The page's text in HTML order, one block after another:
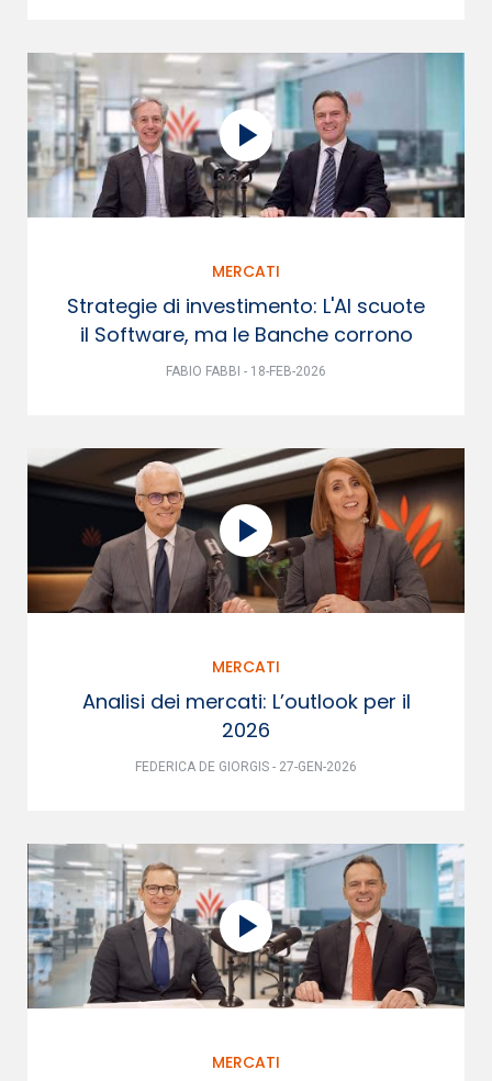
MERCATI
Strategie di investimento: L'AI scuote
il Software, ma le Banche corrono
FABIO FABBI - 18-FEB-2026
MERCATI
Analisi dei mercati: L’outlook per il
2026
FEDERICA DE GIORGIS - 27-GEN-2026
MERCATI